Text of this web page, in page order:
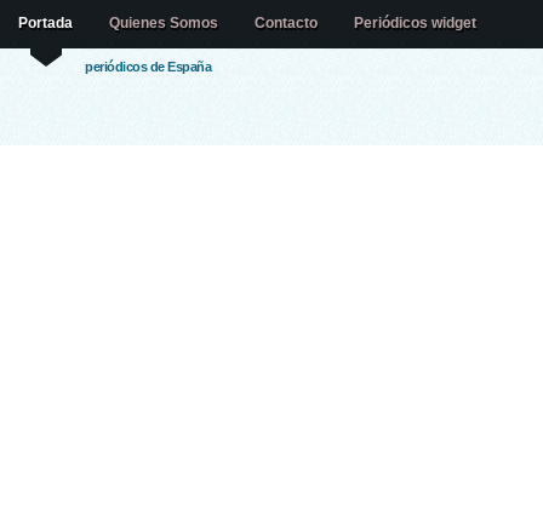
periódicos de España
Portada Quienes Somos Contacto Periódicos widget